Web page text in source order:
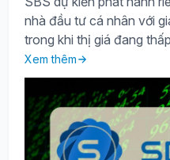
nhà đầu tư cá nhân với
trong khi thị giá đang
Xem thêm